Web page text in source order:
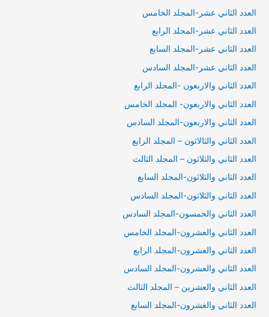
العدد الثاني عشر-المجلد الخامس
العدد الثاني عشر-المجلد الرابع
العدد الثاني عشر-المجلد السابع
العدد الثاني عشر-المجلد السادس
العدد الثاني والاربعون -المجلد الرابع
العدد الثاني والاربعون- المجلد الخامس
العدد الثاني والاربعون-المجلد السادس
العدد الثاني والثالاثون – المجلد الرابع
العدد الثاني والثلاثون – المجلد الثالث
العدد الثاني والثلاثون-المجلد السابع
العدد الثاني والثلاثون-المجلد السادس
العدد الثاني والخمسون-المجلد السادس
العدد الثاني والعشرون-المجلد الخامس
العدد الثاني والعشرون-المجلد الرابع
العدد الثاني والعشرون-المجلد السادس
العدد الثاني والعشرين – المجلد الثالث
العدد الثاني والغشرون-المجلد السابع